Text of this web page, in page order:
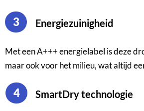
3 Energiezuinigheid
Met een A+++ energielabel is deze
maar ook voor het milieu, wat altijd
4 SmartDry technologie